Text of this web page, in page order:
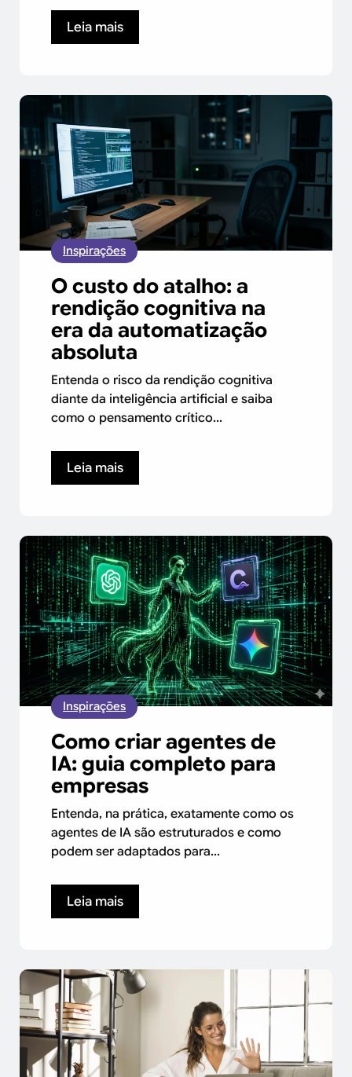
Leia mais
Inspirações
O custo do atalho: a
rendição cognitiva na
era da automatização
absoluta
Entenda o risco da rendição cognitiva
diante da inteligência artificial e saiba
como o pensamento crítico...
Leia mais
Inspirações
Como criar agentes de
IA: guia completo para
empresas
Entenda, na prática, exatamente como os
agentes de IA são estruturados e como
podem ser adaptados para...
Leia mais